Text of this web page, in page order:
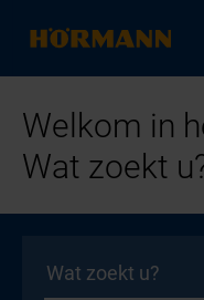
Welkom in
Wat zoekt